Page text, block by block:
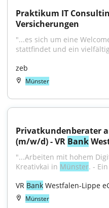
Praktikum IT
Versicherungen
"...es sich um eine
stattfindet und ein
zeb
Münster
Privatkundenberater
(m/w/d) - VR Bank
"...Arbeiten mit hohem
Kreativkai in Münster. -
VR Bank Westfalen-Lippe
Münster